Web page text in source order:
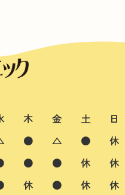
木 金 土
日
● △ ●
休
● ● 休
休
休 ● 休 休